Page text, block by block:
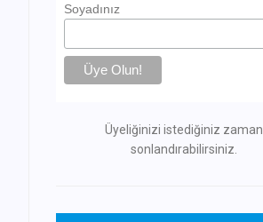
Soyadınız
Üyeliğinizi istediğiniz zaman
sonlandırabilirsiniz.